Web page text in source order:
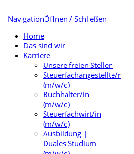
NavigationÖffnen / Schließen
Home
Das sind wir
Karriere
Unsere freien Stellen
Steuerfachangestellte/r
(m/w/d)
Buchhalter/in
(m/w/d)
Steuerfachwirt/in
(m/w/d)
Ausbildung |
Duales Studium